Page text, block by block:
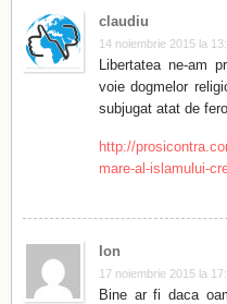
claudiu
14 noiembrie 2015 la
Libertatea ne-am
voie dogmelor
subjugat atat de
http://
mare-al-islamului-
Ion
17 noiembrie 2015 la
Bine ar fi daca